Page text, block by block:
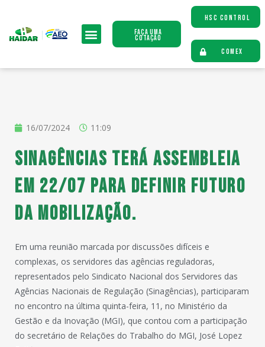
Faça uma
Cotação
HSC CONTROL
COMEX
16/07/2024 11:09
SINAGÊNCIAS terá assembleia
em 22/07 para definir futuro
da mobilização.
Em uma reunião marcada por discussões difíceis e
complexas, os servidores das agências reguladoras,
representados pelo Sindicato Nacional dos Servidores das
Agências Nacionais de Regulação (Sinagências), participaram
no encontro na última quinta-feira, 11, no Ministério da
Gestão e da Inovação (MGI), que contou com a participação
do secretário de Relações do Trabalho do MGI, José Lopez